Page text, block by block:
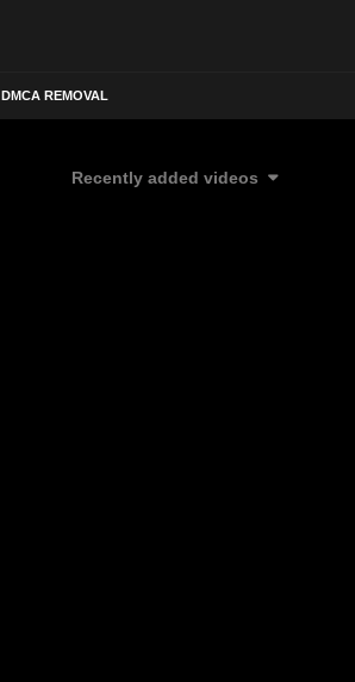
DMCA REMOVAL
Recently added videos